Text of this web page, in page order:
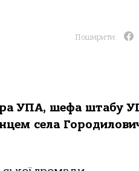
Поширити:
УПА, шефа штабу
села